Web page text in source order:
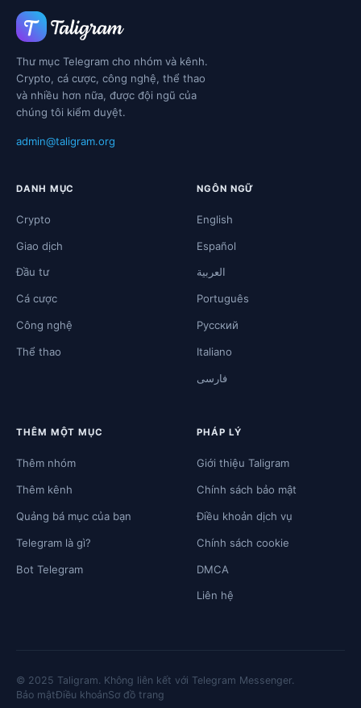
Thư mục Telegram cho nhóm và kênh.
Crypto, cá cược, công nghệ, thể thao
và nhiều hơn nữa, được đội ngũ của
chúng tôi kiểm duyệt.
admin@taligram.org
DANH MỤC
Crypto
Giao dịch
Đầu tư
Cá cược
Công nghệ
Thể thao
NGÔN NGỮ
English
Español
العربية
Português
Русский
Italiano
فارسی
THÊM MỘT MỤC
Thêm nhóm
Thêm kênh
Quảng bá mục của bạn
Telegram là gì?
Bot Telegram
PHÁP LÝ
Giới thiệu Taligram
Chính sách bảo mật
Điều khoản dịch vụ
Chính sách cookie
DMCA
Liên hệ
© 2025 Taligram. Không liên kết với Telegram Messenger.
Bảo mậtĐiều khoảnSơ đồ trang